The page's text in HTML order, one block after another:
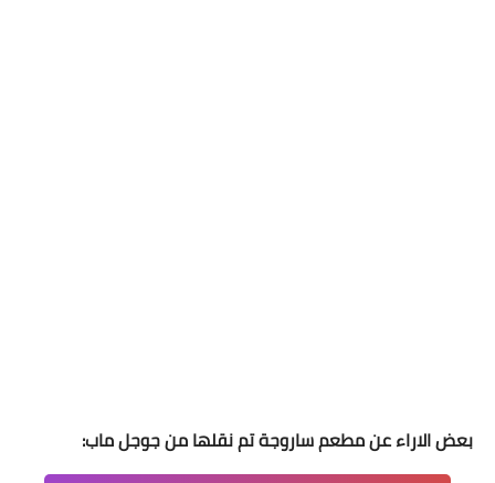
بعض الاراء عن مطعم ساروجة تم نقلها من جوجل ماب: